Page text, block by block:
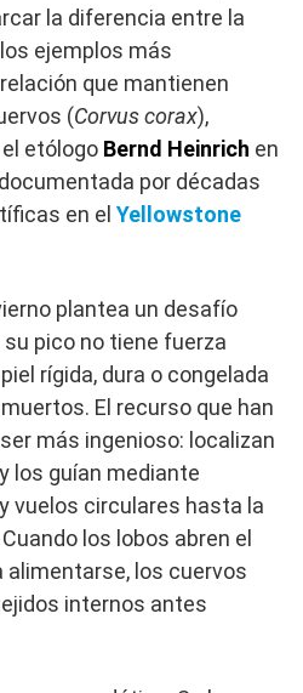
la diferencia entre la
ejemplos más
que mantienen
(Corvus corax),
etólogo Bernd Heinrich en
por décadas
en el Yellowstone
plantea un desafío
pico no tiene fuerza
rígida, dura o congelada
El recurso que han
más ingenioso: localizan
los guían mediante
vuelos circulares hasta la
los lobos abren el
alimentarse, los cuervos
internos antes